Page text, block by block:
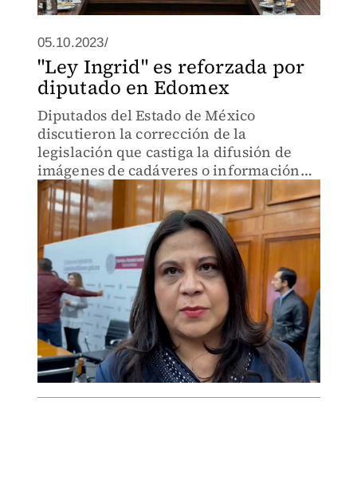
05.10.2023/
"Ley Ingrid" es reforzada por
diputado en Edomex
Diputados del Estado de México
discutieron la corrección de la
legislación que castiga la difusión de
imágenes de cadáveres o información
de víctimas, popularmente conocida
como “Ley Ingrid”.